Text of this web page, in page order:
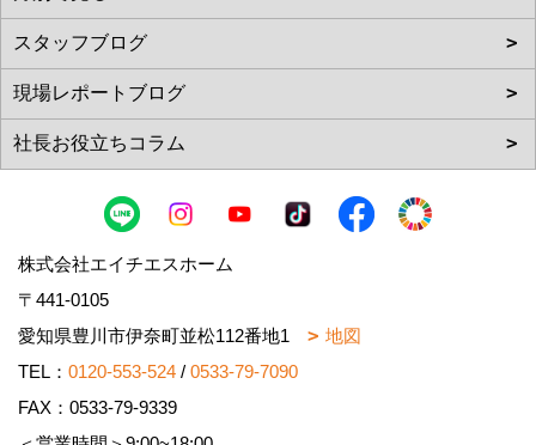
株式会社エイチエスホーム
〒441-0105
愛知県豊川市伊奈町並松112番地1
地図
TEL： 0120-553-524 / 0533-79-7090
FAX：0533-79-9339